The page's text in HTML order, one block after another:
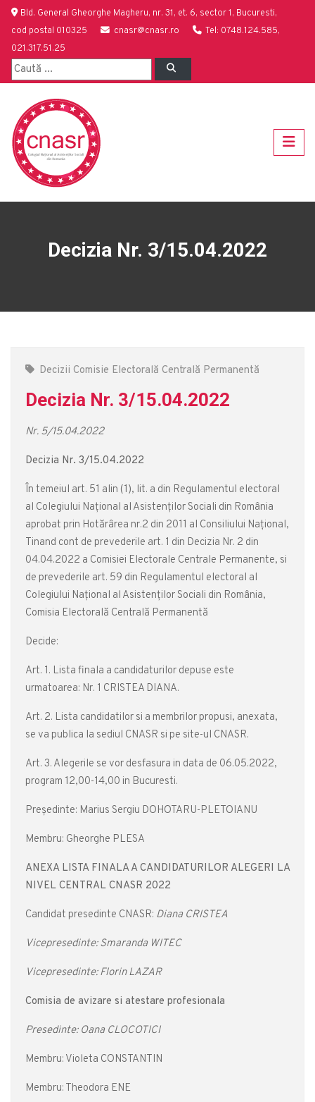
Bld. General Gheorghe Magheru, nr. 31, et. 6, sector 1, Bucuresti,
cod postal 010325
cnasr@cnasr.ro
Tel: 0748.124.585,
021.317.51.25
Decizia Nr. 3/15.04.2022
Decizii Comisie Electorală Centrală Permanentă
Decizia Nr. 3/15.04.2022
Nr. 5/15.04.2022
Decizia Nr. 3/15.04.2022
În temeiul art. 51 alin (1), lit. a din Regulamentul electoral
al Colegiului Național al Asistenților Sociali din România
aprobat prin Hotărârea nr.2 din 2011 al Consiliului Național,
Tinand cont de prevederile art. 1 din Decizia Nr. 2 din
04.04.2022 a Comisiei Electorale Centrale Permanente, si
de prevederile art. 59 din Regulamentul electoral al
Colegiului Național al Asistenților Sociali din România,
Comisia Electorală Centrală Permanentă
Decide:
Art. 1. Lista finala a candidaturilor depuse este
urmatoarea: Nr. 1 CRISTEA DIANA.
Art. 2. Lista candidatilor si a membrilor propusi, anexata,
se va publica la sediul CNASR si pe site-ul CNASR.
Art. 3. Alegerile se vor desfasura in data de 06.05.2022,
program 12,00-14,00 in Bucuresti.
Președinte: Marius Sergiu DOHOTARU-PLETOIANU
Membru: Gheorghe PLESA
ANEXA LISTA FINALA A CANDIDATURILOR ALEGERI LA
NIVEL CENTRAL CNASR 2022
Candidat presedinte CNASR: Diana CRISTEA
Vicepresedinte: Smaranda WITEC
Vicepresedinte: Florin LAZAR
Comisia de avizare si atestare profesionala
Presedinte: Oana CLOCOTICI
Membru: Violeta CONSTANTIN
Membru: Theodora ENE